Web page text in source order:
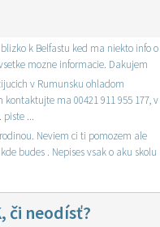
k Belfastu ked ma niekto info o
mozne informacie. Dakujem
911 955 177, v
sloenskeho casu, resp. piste ...
či neodísť?